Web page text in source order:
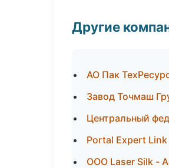
Другие
АО Пак
Завод Точмаш
Центральный
Portal Expert
ООО Laser Silk -